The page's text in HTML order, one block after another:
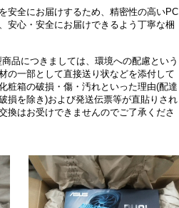
安全にお届けするため、精密性の高いPC
安心・安全にお届けできるよう丁寧な梱
品につきましては、環境への配慮という
の一部として直接送り状などを添付して
粧箱の破損・傷・汚れといった理由(配達
損を除き)および発送伝票等が直貼りされ
換はお受けできませんのでご了承くださ